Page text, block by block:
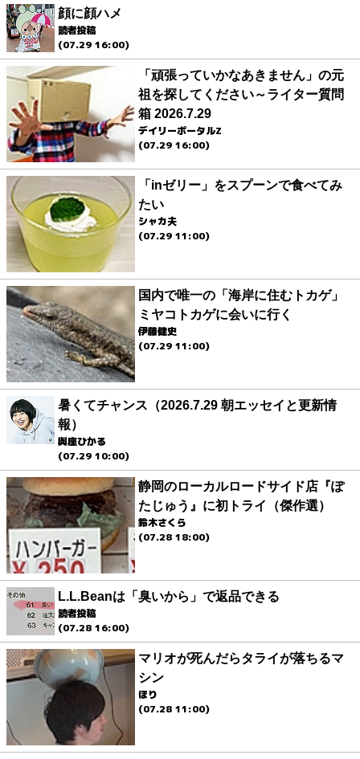
顔に顔ハメ
読者投稿
(07.29 16:00)
「頑張っていかなあきません」の元
祖を探してください～ライター質問
箱 2026.7.29
デイリーポータルZ
(07.29 16:00)
「inゼリー」をスプーンで食べてみ
たい
シャカ夫
(07.29 11:00)
国内で唯一の「海岸に住むトカゲ」
ミヤコトカゲに会いに行く
伊藤健史
(07.29 11:00)
暑くてチャンス（2026.7.29 朝エッセイと更新情
報）
與座ひかる
(07.29 10:00)
静岡のローカルロードサイド店『ぽ
たじゅう』に初トライ（傑作選）
鈴木さくら
(07.28 18:00)
L.L.Beanは「臭いから」で返品できる
読者投稿
(07.28 16:00)
マリオが死んだらタライが落ちるマ
シン
ほり
(07.28 11:00)